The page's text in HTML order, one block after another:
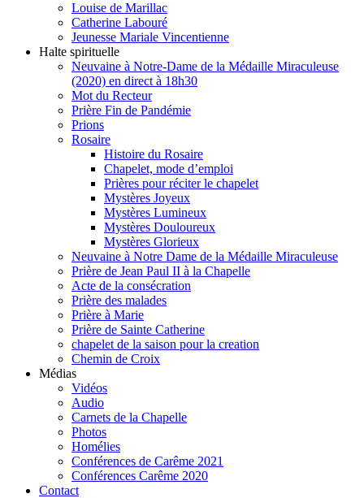
Louise de Marillac
Catherine Labouré
Jeunesse Mariale Vincentienne
Halte spirituelle
Neuvaine à Notre-Dame de la Médaille Miraculeuse
(2020) en direct à 18h30
Mot du Recteur
Prière Fin de Pandémie
Prions
Rosaire
Histoire du Rosaire
Chapelet, mode d’emploi
Prières pour réciter le chapelet
Mystères Joyeux
Mystères Lumineux
Mystères Douloureux
Mystères Glorieux
Neuvaine à Notre Dame de la Médaille Miraculeuse
Prière de Jean Paul II à la Chapelle
Acte de la consécration
Prière des malades
Prière à Marie
Prière de Sainte Catherine
chapelet de la saison pour la creation
Chemin de Croix
Médias
Vidéos
Audio
Carnets de la Chapelle
Photos
Homélies
Conférences de Carême 2021
Conférences Carême 2020
Contact